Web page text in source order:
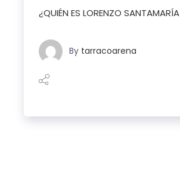
¿QUIÉN ES LORENZO SANTAMARÍA
By tarracoarena